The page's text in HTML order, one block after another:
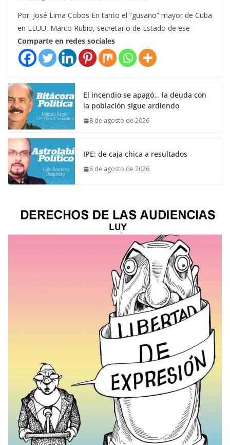
Por: José Lima Cobos En tanto el “gusano” mayor de Cuba
en EEUU, Marco Rubio, secretario de Estado de ese
Comparte en redes sociales
El incendio se apagó… la deuda con
la población sigue ardiendo
8 de agosto de 2026
IPE: de caja chica a resultados
8 de agosto de 2026